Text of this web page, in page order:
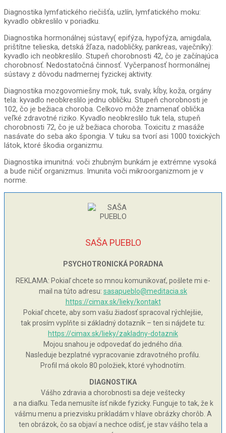
Diagnostika lymfatického riečišťa, uzlín, lymfatického moku:
kyvadlo obkreslilo v poriadku.
Diagnostika hormonálnej sústavy( epifýza, hypofýza, amigdala,
prištítne telieska, detská žľaza, nadobličky, pankreas, vaječníky):
kyvadlo ich neobkreslilo. Stupeň chorobnosti 42, čo je začínajúca
chorobnosť. Nedostatočná činnosť. Vyčerpanosť hormonálnej
sústavy z dôvodu nadmernej fyzickej aktivity.
Diagnostika mozgovomiešny mok, tuk, svaly, kĺby, koža, orgány
tela: kyvadlo neobkreslilo jednu obličku. Stupeň chorobnosti je
102, čo je bežiaca choroba. Celkovo môže znamenať oblička
veľké zdravotné riziko. Kyvadlo neobkreslilo tuk tela, stupeň
chorobnosti 72, čo je už bežiaca choroba. Toxicitu z masáže
nasávate do seba ako špongia. V tuku sa tvorí asi 1000 toxických
látok, ktoré škodia organizmu.
Diagnostika imunitná: voči zhubným bunkám je extrémne vysoká
a bude ničiť organizmus. Imunita voči mikroorganizmom je v
norme.
SAŠA PUEBLO
PSYCHOTRONICKÁ PORADNA
REKLAMA: Pokiaľ chcete so mnou komunikovať, pošlete mi e-
mail na túto adresu: sasapueblo@meditacia.sk
https://cimax.sk/lieky/kontakt
Pokiaľ chcete, aby som vašu žiadosť spracoval rýchlejšie,
tak prosím vyplňte si základný dotazník – ten si nájdete tu:
https://cimax.sk/lieky/zakladny-dotaznik
Mojou snahou je odpovedať do jedného dňa.
Nasleduje bezplatné vypracovanie zdravotného profilu.
Profil má okolo 80 položiek, ktoré vyhodnotím.
DIAGNOSTIKA
Vášho zdravia a chorobnosti sa deje veštecky
a na diaľku. Teda nemusíte ísť nikde fyzicky. Funguje to tak, že k
vášmu menu a priezvisku prikladám v hlave obrázky chorôb. A
ten obrázok, čo sa objaví a nechce odísť, je stav vášho tela a